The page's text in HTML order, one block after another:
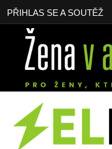
PŘIHLAS SE A SOUTĚŽ